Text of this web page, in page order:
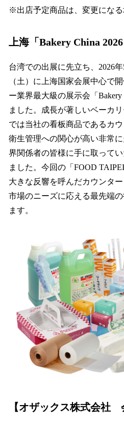
※出店予定商品は、変更になる
上海「Bakery China
台湾での出展に先立ち、2026
（土）に上海国家会展中心で
ー業界最大級の展示会「Bakery
ました。成長が著しいベーカ
では当社の看板商品であるカ
衛生管理への関心が高い非常
界関係者の皆様に手に取って
ました。今回の「FOOD
大きな反響を呼んだカウンタ
市場のニーズに応える最先端
ます。
【オザックス株式会社